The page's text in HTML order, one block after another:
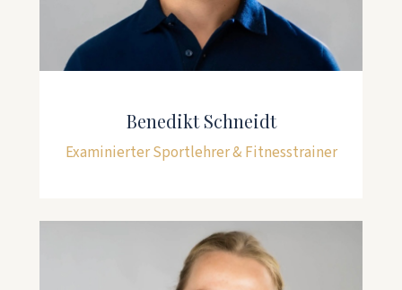
Benedikt Schneidt
Examinierter Sportlehrer & Fitnesstrainer